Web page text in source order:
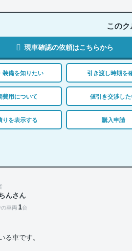
この
現車確認の依頼はこちらから
装備を知りたい 引き渡し時期を
費用について 値引き交渉し
りを表示する 購入申請
んさん
車両 1台
る車です。